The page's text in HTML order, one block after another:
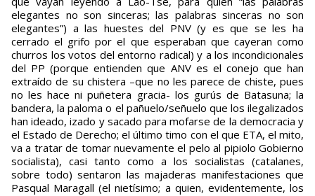
elegantes no son sinceras; las palabras sinceras no son
elegantes”) a las huestes del PNV (y es que se les ha
cerrado el grifo por el que esperaban que cayeran como
churros los votos del entorno radical) y a los incondicionales
del PP (porque entienden que ANV es el conejo que han
extraído de su chistera –que no les parece de chiste, pues
no les hace ni puñetera gracia- los gurús de Batasuna; la
bandera, la paloma o el pañuelo/señuelo que los ilegalizados
han ideado, izado y sacado para mofarse de la democracia y
el Estado de Derecho; el último timo con el que ETA, el mito,
va a tratar de tomar nuevamente el pelo al pipiolo Gobierno
socialista), casi tanto como a los socialistas (catalanes,
sobre todo) sentaron las majaderas manifestaciones que
Pasqual Maragall (el nietísimo; a quien, evidentemente, los